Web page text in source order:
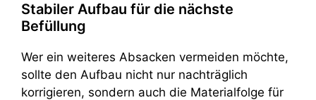
Stabiler Aufbau für die nächste
Befüllung
Wer ein weiteres Absacken vermeiden möchte,
sollte den Aufbau nicht nur nachträglich
korrigieren, sondern auch die Materialfolge für